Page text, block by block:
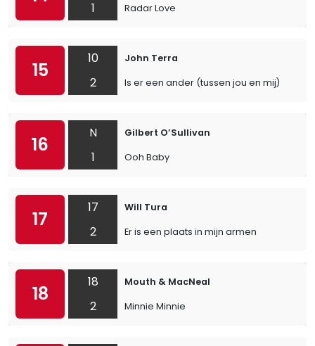
1
Radar Love
15
10
2
John Terra
Is er een ander (tussen jou en mij)
16
N
1
Gilbert O’Sullivan
Ooh Baby
17
17
2
Will Tura
Er is een plaats in mijn armen
18
18
2
Mouth & MacNeal
Minnie Minnie